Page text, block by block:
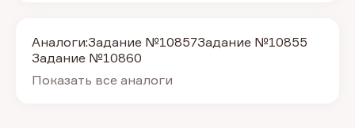
Аналоги:Задание №10857Задание №10855
Задание №10860
Показать все аналоги